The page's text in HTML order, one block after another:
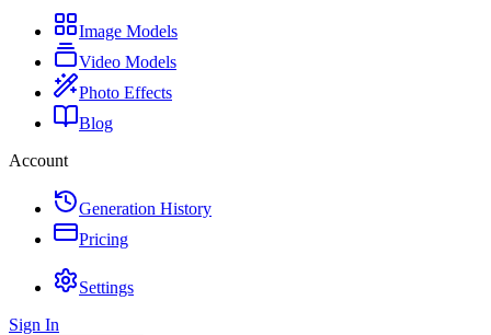
Image Models
Video Models
Photo Effects
Blog
Account
Generation History
Pricing
Settings
Sign In